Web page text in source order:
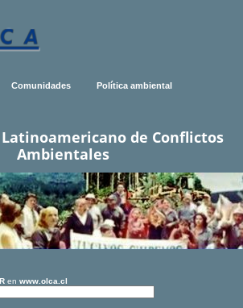
Comunidades Política ambiental
de Conflictos
Ambientales
en www.olca.cl